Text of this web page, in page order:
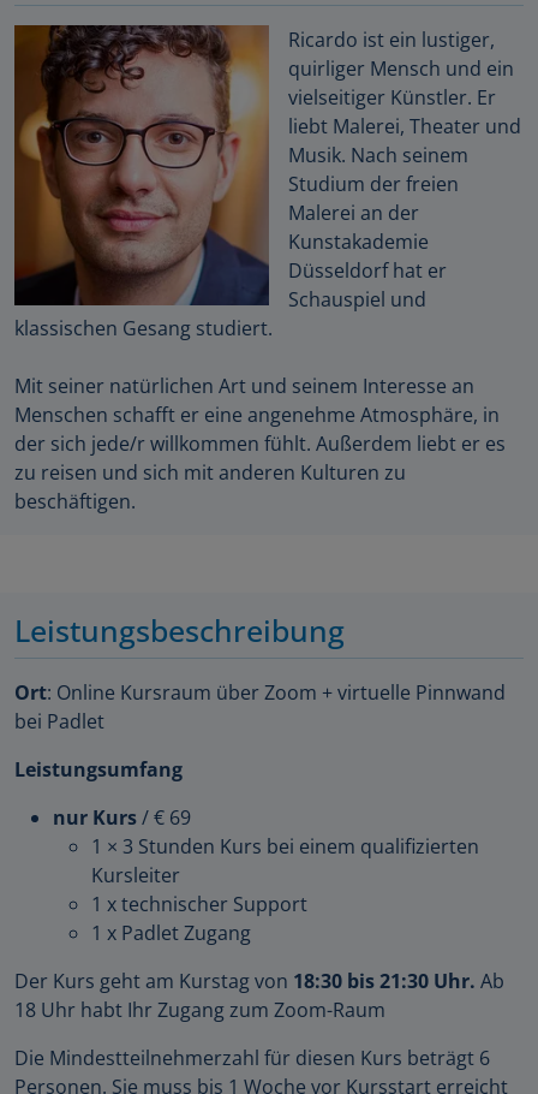
Ricardo ist ein lustiger,
quirliger Mensch und ein
vielseitiger Künstler. Er
liebt Malerei, Theater und
Musik. Nach seinem
Studium der freien
Malerei an der
Kunstakademie
Düsseldorf hat er
Schauspiel und
klassischen Gesang studiert.
Mit seiner natürlichen Art und seinem Interesse an
Menschen schafft er eine angenehme Atmosphäre, in
der sich jede/r willkommen fühlt. Außerdem liebt er es
zu reisen und sich mit anderen Kulturen zu
beschäftigen.
Leistungsbeschreibung
Ort: Online Kursraum über Zoom + virtuelle Pinnwand
bei Padlet
Leistungsumfang
nur Kurs/ € 69
1 × 3 Stunden Kurs bei einem qualifizierten
Kursleiter
1 x technischer Support
1 x Padlet Zugang
Der Kurs geht am Kurstag von 18:30 bis 21:30 Uhr. Ab
18 Uhr habt Ihr Zugang zum Zoom-Raum
Die Mindestteilnehmerzahl für diesen Kurs beträgt 6
Personen. Sie muss bis 1 Woche vor Kursstart erreicht